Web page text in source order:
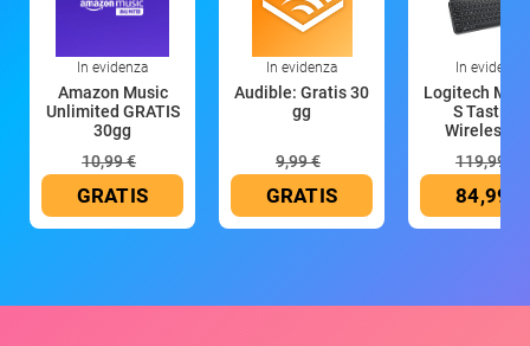
In evidenza
Amazon Music
Unlimited GRATIS
30gg
10,99 €
GRATIS
In evidenza
Audible: Gratis 30
gg
9,99 €
GRATIS
In evidenza
Logitech MX
S Tastiera
Wireless
119,99 €
84,99 €